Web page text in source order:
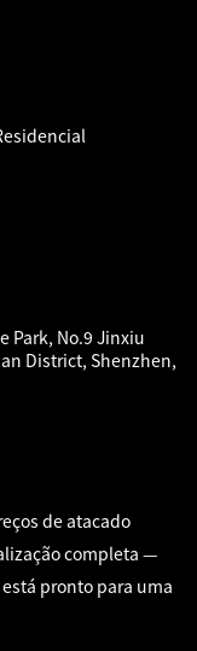
Park, No.9 Jinxiu
District, Shenzhen,
de atacado
completa —
pronto para uma